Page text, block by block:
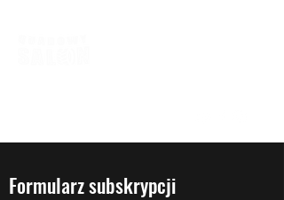
Formularz subskrypcji